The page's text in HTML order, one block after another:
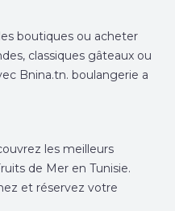
boutiques ou acheter
classiques gâteaux ou
Bnina.tn. boulangerie a
les meilleurs
de Mer en Tunisie.
et réservez votre